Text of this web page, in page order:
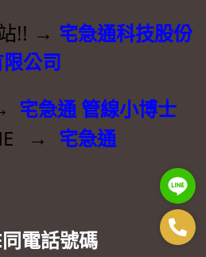
!! → 宅急通科技股份
公司
宅急通 管線小博士
→ 宅急通
電話號碼